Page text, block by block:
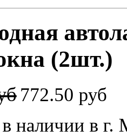
(2шт.)
772.50 руб
наличии в г.